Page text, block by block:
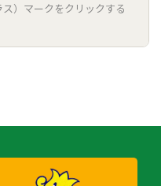
）マークをクリックする